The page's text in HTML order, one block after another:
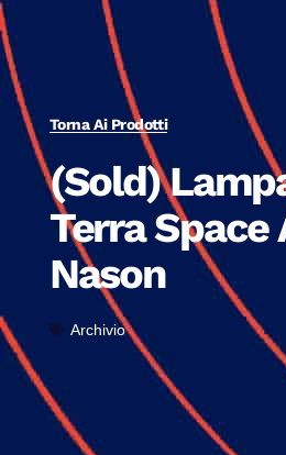
Torna Ai Prodotti
(Sold)
Terra Space
Nason
Archivio